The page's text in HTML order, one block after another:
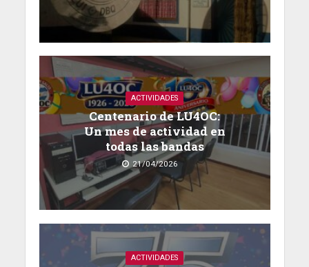
ACTIVIDADES
Centenario de LU4OC:
Un mes de actividad en
todas las bandas
21/04/2026
ACTIVIDADES